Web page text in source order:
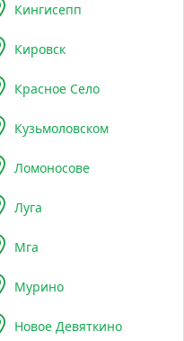
Кингисепп
Кировск
Красное Село
Кузьмоловском
Ломоносове
Луга
Мга
Мурино
Новое Девяткино